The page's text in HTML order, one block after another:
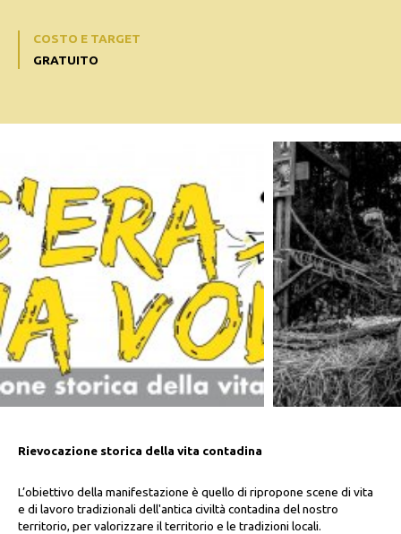
Rievocazione storica della vita contadina
L’obiettivo della manifestazione è quello di ripropone scene di vita
e di lavoro tradizionali dell'antica civiltà contadina del nostro
territorio, per valorizzare il territorio e le tradizioni locali.
COSTO E TARGET
GRATUITO